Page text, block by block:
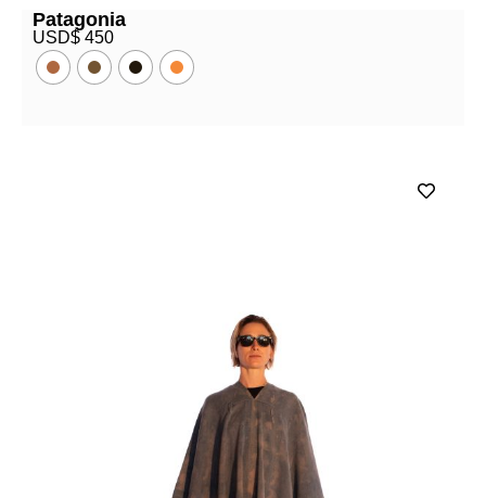
Patagonia
USD$ 450